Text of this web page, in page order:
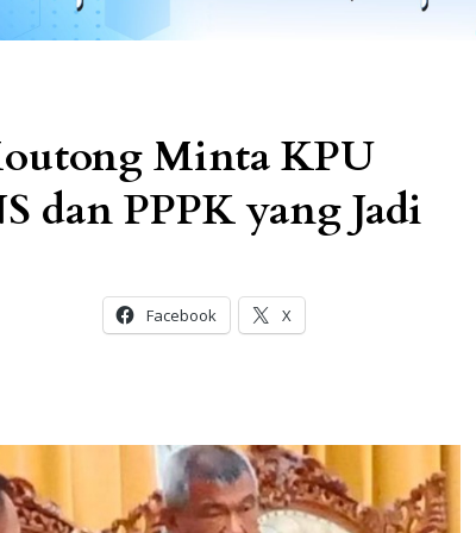
Minta KPU
dan PPPK yang Jadi
Facebook X